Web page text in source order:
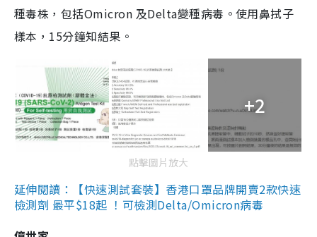
種毒株，包括Omicron 及Delta變種病毒。使用鼻拭子
樣本，15分鐘知結果。
+2
點擊圖片放大
延伸閱讀：【快速測試套裝】香港口罩品牌開賣2款快速
檢測劑 最平$18起 ！可檢測Delta/Omicron病毒